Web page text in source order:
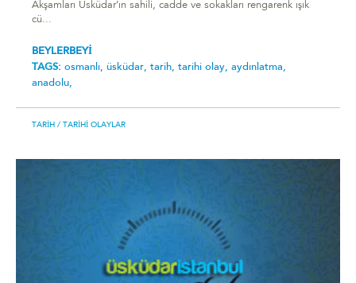
Akşamları Üsküdar’ın sahili, cadde ve sokakları rengarenk ışık
cü...
BEYLERBEYİ
TAGS: osmanlı, üsküdar, tarih, tarihi olay, aydınlatma,
anadolu,
TARIH / TARIHI OLAYLAR